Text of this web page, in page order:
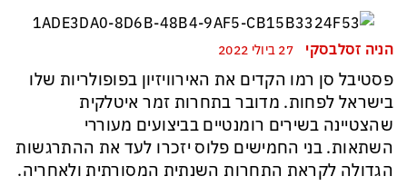
טראמפ, א-סיסי, ארדואן ושליט קטאר מכנסים פגישת ״כיפה אדומה״ לנתניהו
הניה זסלבסקי
פסטיבל סן רמו הקדים את האירוויזיון בפופולריות שלו
בישראל לפחות. מדובר בתחרות זמר איטלקית
שהצטיינה בשירים רומנטיים בביצועים מעוררי
השתאות. בני החמישים פלוס יזכרו לעד את ההתרגשות
הגדולה לקראת התחרות השנתית המסורתית ולאחריה.